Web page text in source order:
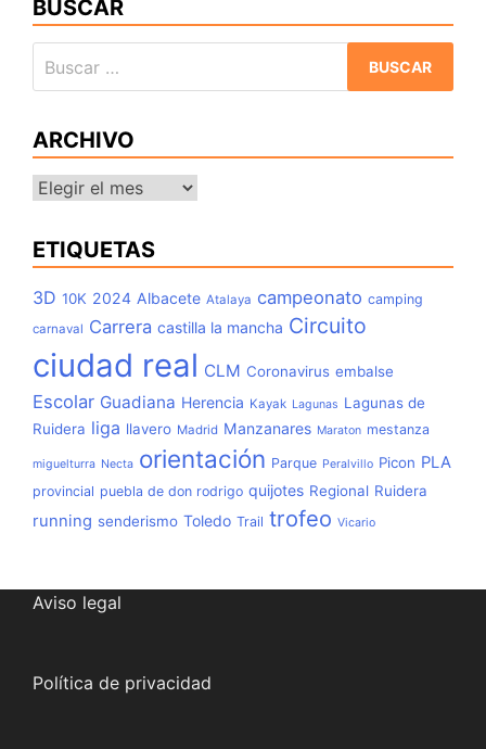
BUSCAR
ARCHIVO
Archivo
ETIQUETAS
3D 10K 2024 Albacete Atalaya campeonato camping
carnaval Carrera castilla la mancha Circuito
ciudad real CLM Coronavirus embalse
Escolar Guadiana Herencia Kayak Lagunas Lagunas de
Ruidera liga llavero Madrid Manzanares Maraton mestanza
miguelturra Necta orientación Parque Peralvillo Picon PLA
provincial puebla de don rodrigo quijotes Regional Ruidera
running senderismo Toledo Trail trofeo Vicario
Aviso legal
Política de privacidad